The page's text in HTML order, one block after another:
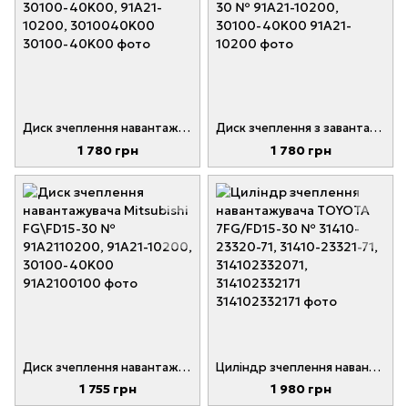
Диск зчеплення навантажувача Nissan J01, J02, L01, L02, 1F1, 1F2 № 30100-40K00, 91A21-10200, 3010040K00
1 780 грн
Диск зчеплення з завантаженням Caterpillar, CAT DP\GP15-30 № 91A21-10200, 30100-40K00
1 780 грн
Диск зчеплення навантажувача Mitsubishi FG\FD15-30 № 91A2110200, 91A21-10200, 30100-40K00
1 755 грн
Циліндр зчеплення навантажувача TOYOTA 7FG/FD15-30 № 31410-23320-71, 31410-23321-71, 314102332071, 314102332171
1 980 грн